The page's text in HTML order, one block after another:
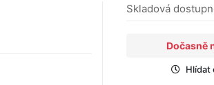
Skladová
Dočasně
Hlídat